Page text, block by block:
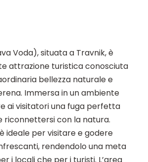
Voda), situata a Travnik, è
attrazione turistica conosciuta
bellezza naturale e
Immersa in un ambiente
ai visitatori una fuga perfetta
riconnettersi con la natura.
ideale per visitare e godere
rendendolo una meta